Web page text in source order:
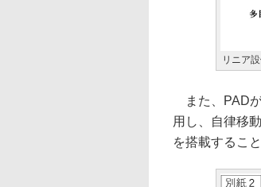
リニア
また、PAD
用し、自律移
を搭載するこ